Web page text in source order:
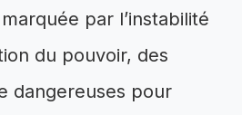
par l’instabilité
du pouvoir, des
dangereuses pour